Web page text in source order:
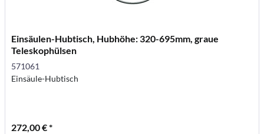
Einsäulen-Hubtisch, Hubhöhe: 320-695mm, graue
Teleskophülsen
571061
Einsäule-Hubtisch
272,00 € *